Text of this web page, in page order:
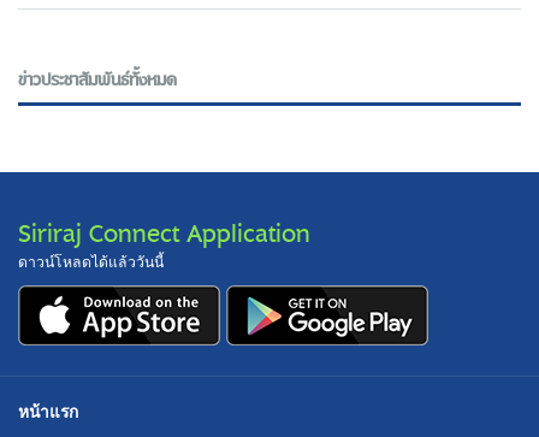
ข่าวประชาสัมพันธ์ทั้งหมด
Siriraj Connect Application
ดาวน์โหลดได้แล้ววันนี้
หน้าแรก